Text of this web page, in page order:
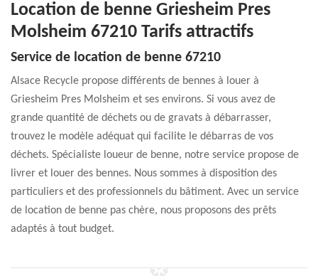
Location de benne Griesheim Pres
Molsheim 67210 Tarifs attractifs
Service de location de benne 67210
Alsace Recycle propose différents de bennes à louer à
Griesheim Pres Molsheim et ses environs. Si vous avez de
grande quantité de déchets ou de gravats à débarrasser,
trouvez le modèle adéquat qui facilite le débarras de vos
déchets. Spécialiste loueur de benne, notre service propose de
livrer et louer des bennes. Nous sommes à disposition des
particuliers et des professionnels du bâtiment. Avec un service
de location de benne pas chère, nous proposons des prêts
adaptés à tout budget.